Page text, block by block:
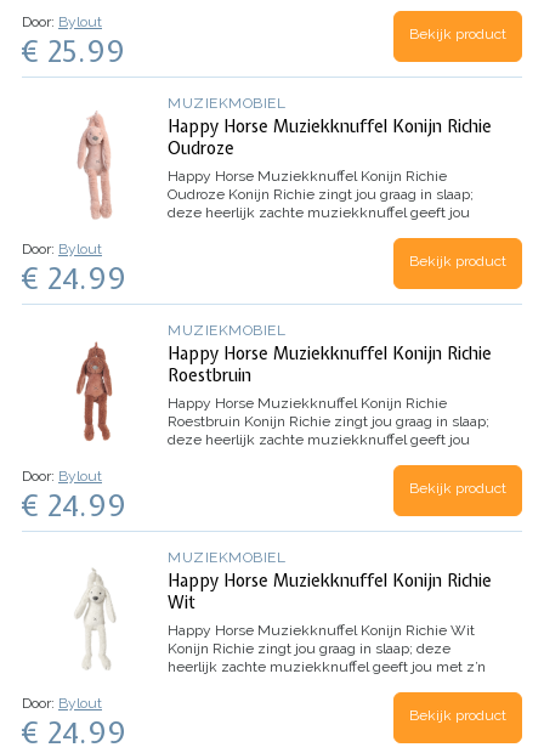
Door: Bylout
€ 25.99 Bekijk product
MUZIEKMOBIEL
Happy Horse Muziekknuffel Konijn Richie
Oudroze
Happy Horse Muziekknuffel Konijn Richie
Oudroze Konijn Richie zingt jou graag in slaap;
deze heerlijk zachte muziekknuffel geeft jou
maar eens aan het staartje, dan zul je de mooie
Door: Bylout
€ 24.99 Bekijk product
MUZIEKMOBIEL
Happy Horse Muziekknuffel Konijn Richie
Roestbruin
Happy Horse Muziekknuffel Konijn Richie
Roestbruin Konijn Richie zingt jou graag in slaap;
deze heerlijk zachte muziekknuffel geeft jou
maar eens aan het staartje, dan zul je de mooie
Door: Bylout
€ 24.99 Bekijk product
MUZIEKMOBIEL
Happy Horse Muziekknuffel Konijn Richie
Wit
Happy Horse Muziekknuffel Konijn Richie Wit
Konijn Richie zingt jou graag in slaap; deze
heerlijk zachte muziekknuffel geeft jou met z’n
aan het staartje, dan zul je de mooie klanken van
Door: Bylout
€ 24.99 Bekijk product